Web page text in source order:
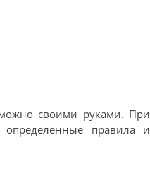
своими руками. При
правила и